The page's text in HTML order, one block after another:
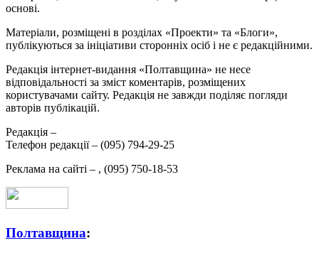
основі.
Матеріали, розміщені в розділах «Проекти» та «Блоги»,
публікуються за ініціативи сторонніх осіб і не є редакційними.
Редакція інтернет-видання «Полтавщина» не несе
відповідальності за зміст коментарів, розміщених
користувачами сайту. Редакція не завжди поділяє погляди
авторів публікацій.
Редакція –
Телефон редакції – (095) 794-29-25
Реклама на сайті – , (095) 750-18-53
Полтавщина: